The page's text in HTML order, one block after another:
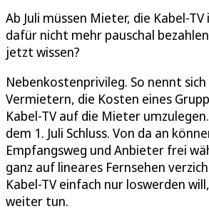
Ab Juli müssen Mieter, die Kabel-
dafür nicht mehr pauschal
jetzt wissen?
Nebenkostenprivileg. So nennt
Vermietern, die Kosten eines
Kabel-TV auf die Mieter
dem 1. Juli Schluss. Von da an
Empfangsweg und Anbieter frei
ganz auf lineares Fernsehen
Kabel-TV einfach nur loswerden
weiter tun.